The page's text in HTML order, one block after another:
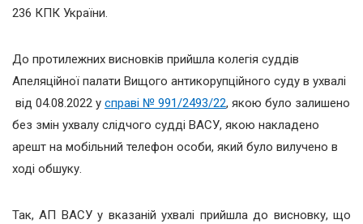
236 КПК України.
До протилежних висновків прийшла колегія суддів
Апеляційної палати Вищого антикорупційного суду в ухвалі
від 04.08.2022 у справі № 991/2493/22, якою було залишено
без змін ухвалу слідчого судді ВАСУ, якою накладено
арешт на мобільний телефон особи, який було вилучено в
ході обшуку.
Так, АП ВАСУ у вказаній ухвалі прийшла до висновку, що